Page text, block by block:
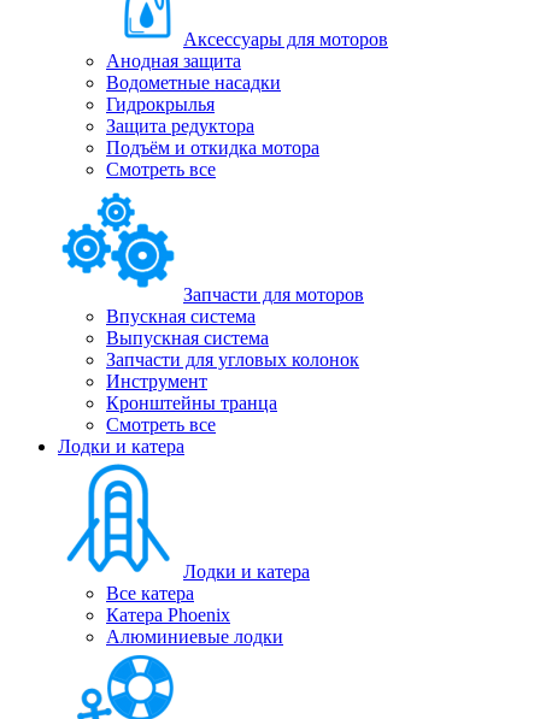
Аксессуары для моторов
Анодная защита
Водометные насадки
Гидрокрылья
Защита редуктора
Подъём и откидка мотора
Смотреть все
Запчасти для моторов
Впускная система
Выпускная система
Запчасти для угловых колонок
Инструмент
Кронштейны транца
Смотреть все
Лодки и катера
Лодки и катера
Все катера
Катера Phoenix
Алюминиевые лодки